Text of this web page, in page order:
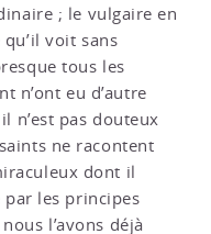
; le vulgaire en
voit sans
tous les
n’ont eu d’autre
n’est pas douteux
ne racontent
dont il
par les principes
l’avons déjà